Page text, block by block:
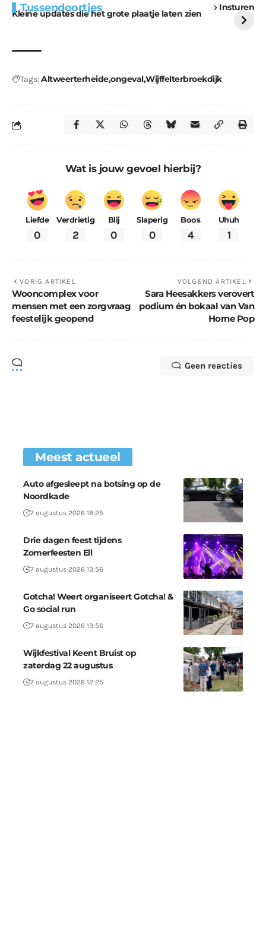
Tussendoortjes Insturen
Kleine updates die het grote plaatje laten zien
voor kabouters
uitdaging
Tags:AltweerterheideongevalWijffelterbroekdijk
Wat is jouw gevoel hierbij?
Liefde
0
Verdrietig
2
Blij
0
Slaperig
0
Boos
4
Uhuh
1
VORIG ARTIKEL
Wooncomplex voor
mensen met een zorgvraag
feestelijk geopend
VOLGEND ARTIKEL
Sara Heesakkers verovert
podium én bokaal van Van
Horne Pop
Geen reacties
Meest actueel
Auto afgesleept na botsing op de
Noordkade
7 augustus 2026 18:25
Drie dagen feest tijdens
Zomerfeesten Ell
7 augustus 2026 13:56
Gotcha! Weert organiseert Gotcha! &
Go social run
7 augustus 2026 13:56
Wijkfestival Keent Bruist op
zaterdag 22 augustus
7 augustus 2026 12:25